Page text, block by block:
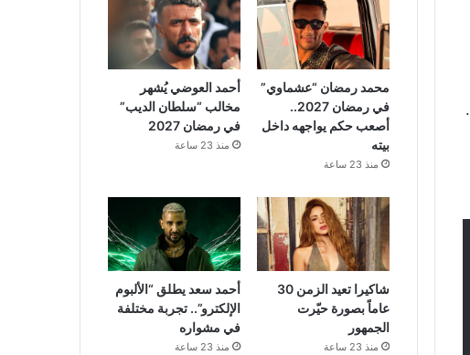
محمد رمضان “عشماوي”
في رمضان 2027..
أصعب حكم يواجهه داخل
بيته
منذ 23 ساعة
أحمد العوضي يُشهر
مخالب “سلطان الديب”
في رمضان 2027
منذ 23 ساعة
شاكيرا تعيد الزمن 30
عاماً بصورة حيّرت
الجمهور
منذ 23 ساعة
أحمد سعد يطلق “الألبوم
الإلكترو”.. تجربة مختلفة
في مشواره
منذ 23 ساعة